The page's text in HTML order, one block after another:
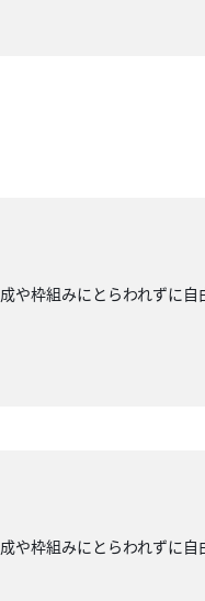
枠組みにとらわれずに自
枠組みにとらわれずに自